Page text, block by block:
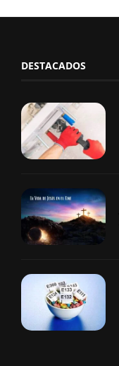
DESTACADOS